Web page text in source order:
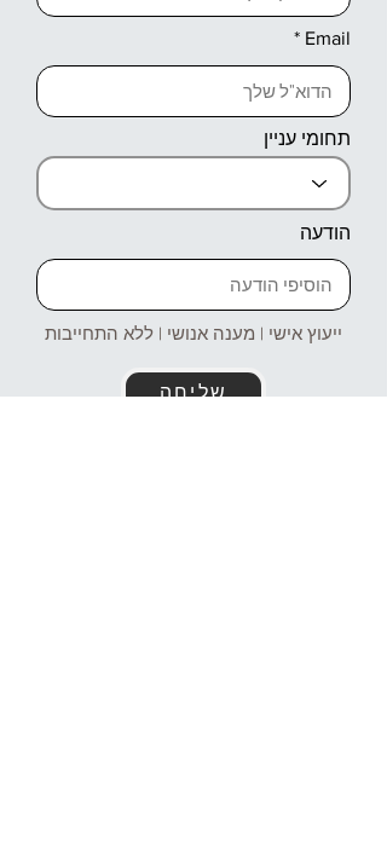
Email
תחומי עניין
הודעה
ייעוץ אישי | מענה אנושי | ללא התחייבות
שליחה